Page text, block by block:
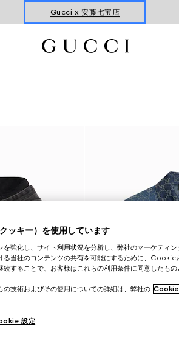
Gucci x 安藤七宝店
ッキー）を使用しています
を強化し、サイト利用状況を分析し、弊社のマーケティ
る当社のコンテンツの共有を可能にするために、Cookie
することで、お客様はこれらの利用条件に同意したもの
の技術およびその使用についての詳細は、弊社の Cookie
設定